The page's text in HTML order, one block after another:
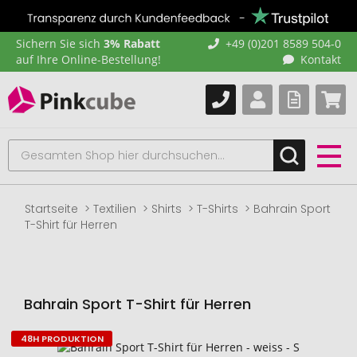
Sichern Sie sich 3% Rabatt
auf Ihre Online-Bestellung!
+49 (0)201 8589 504-0
Kontakt
Startseite Textilien Shirts T-Shirts
Bahrain Sport
T-Shirt für Herren
Bahrain Sport T-Shirt für Herren
Zum
48H PRODUKTION